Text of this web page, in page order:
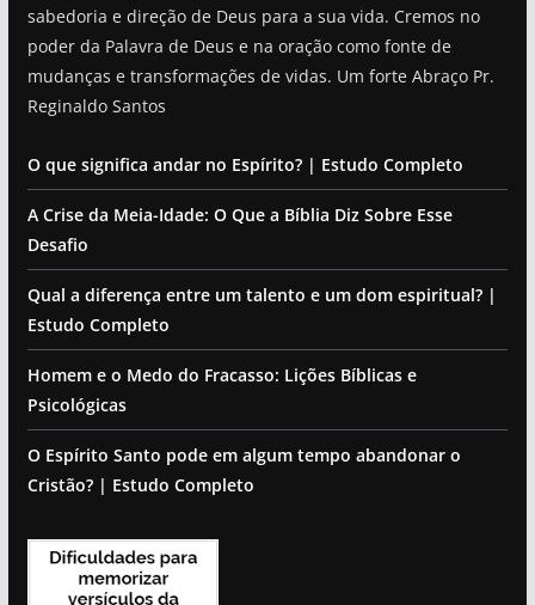
sabedoria e direção de Deus para a sua vida. Cremos no
poder da Palavra de Deus e na oração como fonte de
mudanças e transformações de vidas. Um forte Abraço Pr.
Reginaldo Santos
O que significa andar no Espírito? | Estudo Completo
A Crise da Meia-Idade: O Que a Bíblia Diz Sobre Esse
Desafio
Qual a diferença entre um talento e um dom espiritual? |
Estudo Completo
Homem e o Medo do Fracasso: Lições Bíblicas e
Psicológicas
O Espírito Santo pode em algum tempo abandonar o
Cristão? | Estudo Completo